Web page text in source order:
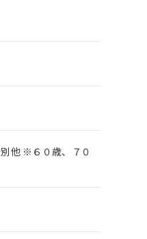
他 ※６０歳、７０